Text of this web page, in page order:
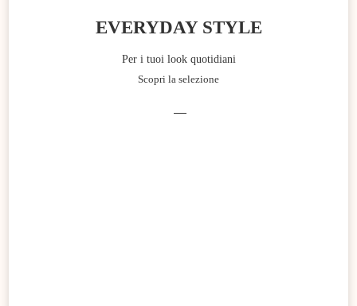
EVERYDAY STYLE
Per i tuoi look quotidiani
Scopri la selezione